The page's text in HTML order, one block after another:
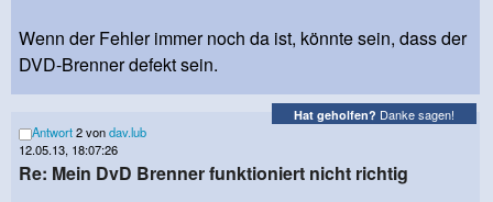
Wenn der Fehler immer noch da ist, könnte sein, dass der
DVD-Brenner defekt sein.
Hat geholfen? Danke sagen!
Antwort2 vondav.lub
12.05.13, 18:07:26
Re: Mein DvD Brenner funktioniert nicht richtig